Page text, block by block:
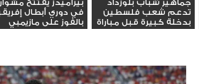
جماهير شباب بلوزداد
تدعم شعب فلسطين
بدخلة كبيرة قبل مباراة
بيراميدز يفتتح
في دوري أبطال
بالفوز على مازيمبي